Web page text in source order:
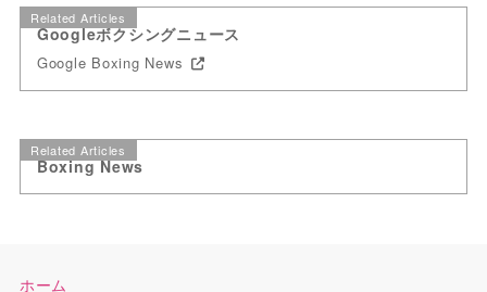
Related Articles
Googleボクシングニュース
Google Boxing News
Related Articles
Boxing News
ホーム